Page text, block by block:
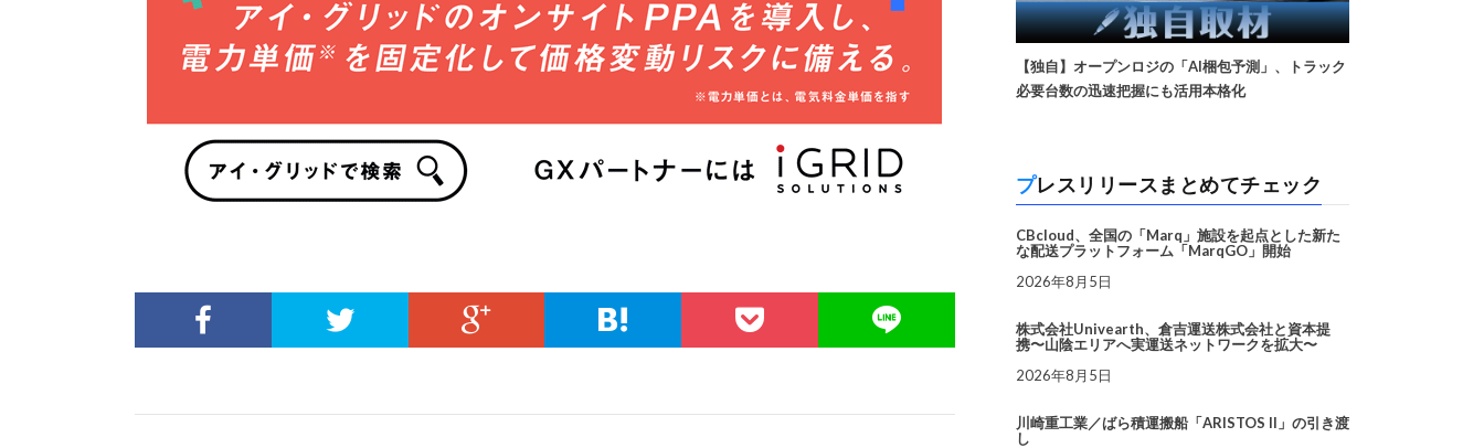
【独自】オープンロジの「AI梱包予測」、トラック
必要台数の迅速把握にも活用本格化
プレスリリースまとめてチェック
CBcloud、全国の「Marq」施設を起点とした新た
な配送プラットフォーム「MarqGO」開始
2026年8月5日
株式会社Univearth、倉吉運送株式会社と資本提
携〜山陰エリアへ実運送ネットワークを拡大〜
2026年8月5日
川崎重工業／ばら積運搬船「ARISTOS II」の引き渡
し